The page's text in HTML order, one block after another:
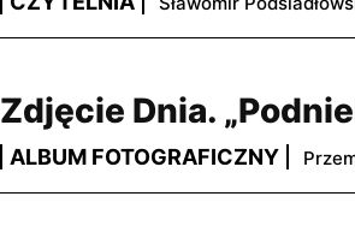
Zdjęcie Dnia.
ALBUM FOTOGRAFICZNY